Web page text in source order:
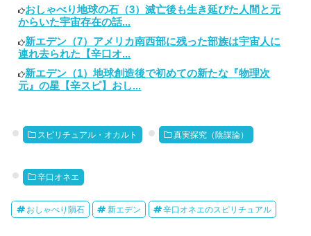
おしゃべり地球の石（3）滅亡後も生き延びた人間と元
からいた宇宙存在の話...
新エデン（7）アメリカ南西部に残った部族は宇宙人に
連れ去られた【辛口オ...
新エデン（1）地球創造後で初めての新たな『物理次
元』の星【辛スピ】おし...
スピリチュアル・オカルト 真実探究（陰謀論）
辛口オネエ
おしゃべり隕石 新エデン 辛口オネエのスピリチュアル